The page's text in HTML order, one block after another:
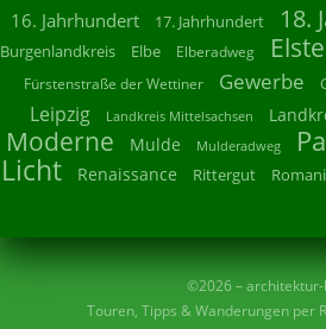
16. Jahrhundert 17. Jahrhundert 18.
Burgenlandkreis Elbe Elberadweg
Fürstenstraße der Wettiner Gewerbe
Leipzig
Landkreis Mittelsachsen
Moderne Mulde Mulderadweg
Licht
Renaissance Rittergut
©2026 – architektur-
Touren, Tipps & Wanderungen per